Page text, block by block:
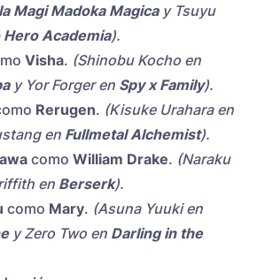
Magi Madoka Magicay Tsuyu
Hero Academia).
Visha. (Shinobu Kocho en
y Yor Forger en Spy x Family).
Rerugen. (Kisuke Urahara en
en Fullmetal Alchemist).
como William Drake. (Naraku
en Berserk).
como Mary. (Asuna Yuuki en
y Zero Two en Darling in the